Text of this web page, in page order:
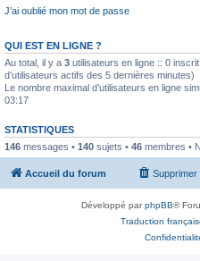
J’ai oublié mon mot de passe
QUI EST EN LIGNE ?
Au total, il y a 3 utilisateurs en ligne :: 0
d’utilisateurs actifs des 5 dernières minutes)
Le nombre maximal d’utilisateurs en ligne
03:17
STATISTIQUES
146 messages • 140 sujets • 46 membres •
Accueil du forum Supprimer
Développé parphpBB®
Traduction